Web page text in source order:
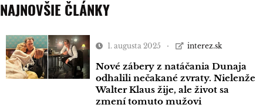
NAJNOVŠIE ČLÁNKY
1. augusta 2025 interez.sk
Nové zábery z natáčania Dunaja
odhalili nečakané zvraty. Nielenže
Walter Klaus žije, ale život sa
zmení tomuto mužovi